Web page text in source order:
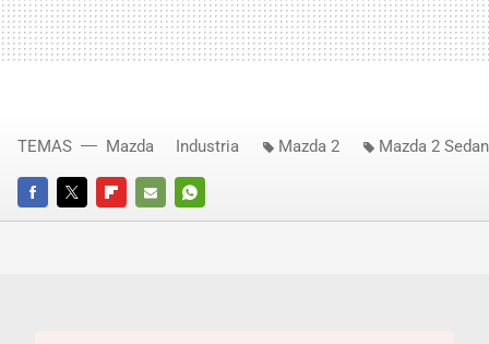
FACEBOOKTWITTERFLIPBOARD
E-
WHATSAPP
TEMAS Mazda Industria Mazda 2 Mazda 2 Sedan